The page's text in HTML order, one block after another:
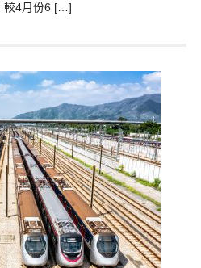
較4月份6 […]